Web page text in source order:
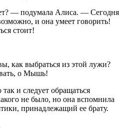
— подумала Алиса. — Сегодня
и она умеет говорить!
стоит!
как выбраться из этой лужи?
о Мышь!
и следует обращаться
не было, но она вспомнила
принадлежащий ее брату.